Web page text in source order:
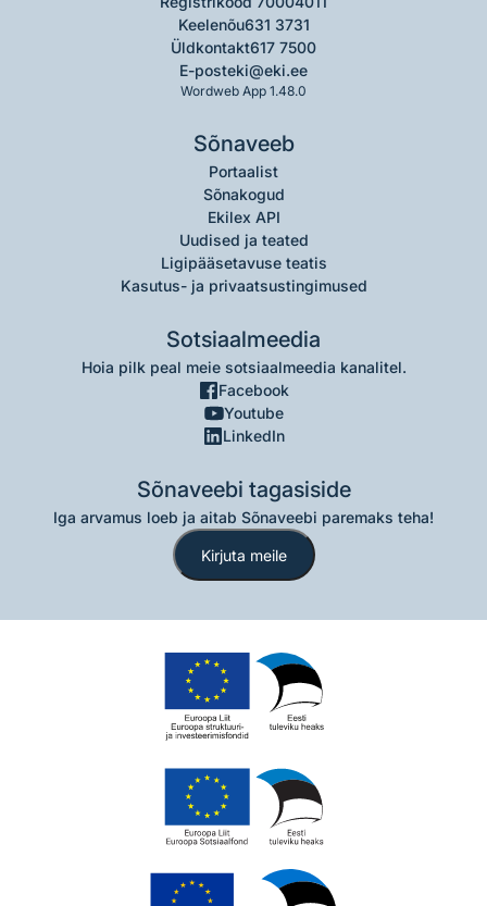
Keelenõu631 3731
Üldkontakt617 7500
E-posteki@eki.ee
Wordweb App 1.48.0
Sõnaveeb
Portaalist
Sõnakogud
Ekilex API
Uudised ja teated
Ligipääsetavuse teatis
Kasutus- ja privaatsustingimused
Sotsiaalmeedia
Hoia pilk peal meie sotsiaalmeedia kanalitel.
Facebook
Youtube
LinkedIn
Sõnaveebi tagasiside
Iga arvamus loeb ja aitab Sõnaveebi paremaks teha!
Kirjuta meile